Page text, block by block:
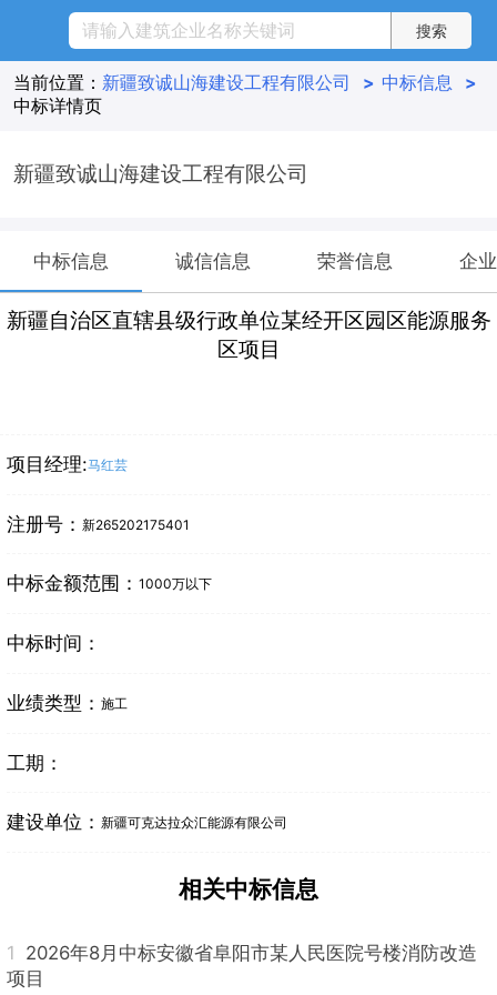
当前位置： 新疆致诚山海建设工程有限公司 > 中标信息
>
中标详情页
新疆致诚山海建设工程有限公司
中标信息 诚信信息 荣誉信息 企
新疆自治区直辖县级行政单位某经开区园区能源服务
区项目
项目经理:马红芸
注册号： 新265202175401
中标金额范围： 1000万以下
中标时间：
业绩类型： 施工
工期：
建设单位： 新疆可克达拉众汇能源有限公司
相关中标信息
1 2026年8月中标安徽省阜阳市某人民医院号楼消防改造
项目